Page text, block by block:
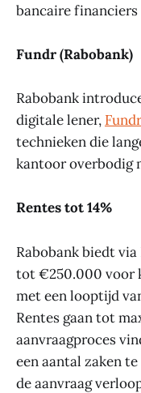
bancaire
Fundr (Rabobank)
Rabobank
digitale lener, Fundr
technieken die
kantoor overbodig
Rentes tot 14%
Rabobank biedt
tot €250.000 voor
met een looptijd
Rentes gaan tot
aanvraagproces
een aantal zaken
de aanvraag